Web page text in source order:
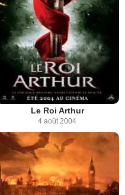
Le Roi Arthur
4 août 2004